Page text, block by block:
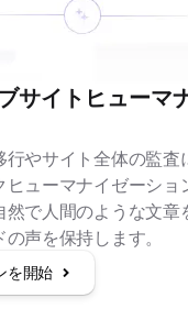
サイトヒューマ
やサイト全体の監査
ヒューマナイゼーショ
然で人間のような文章
声を保持します。
を開始